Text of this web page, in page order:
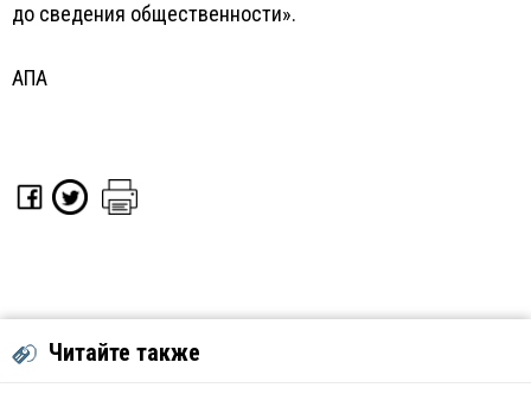
до сведения общественности».
АПА
Читайте также